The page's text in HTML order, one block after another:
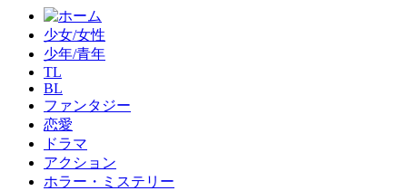
少女/女性
少年/青年
TL
BL
ファンタジー
恋愛
ドラマ
アクション
ホラー・ミステリー